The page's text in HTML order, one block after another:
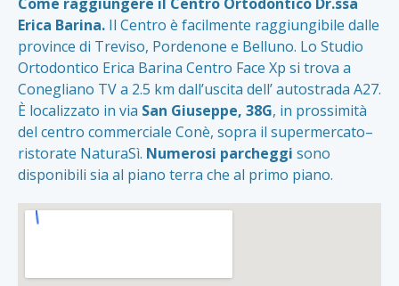
Erica Barina. Il Centro è facilmente raggiungibile dalle
province di Treviso, Pordenone e Belluno. Lo Studio
Ortodontico Erica Barina Centro Face Xp si trova a
Conegliano TV a 2.5 km dall’uscita dell’ autostrada A27.
È localizzato in via San Giuseppe, 38G, in prossimità
del centro commerciale Conè, sopra il supermercato–
ristorate NaturaSì. Numerosi parcheggi sono
disponibili sia al piano terra che al primo piano.